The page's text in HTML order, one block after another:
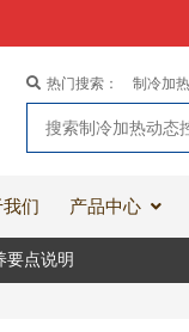
热门搜索： 制冷加
们 产品中心
要点说明